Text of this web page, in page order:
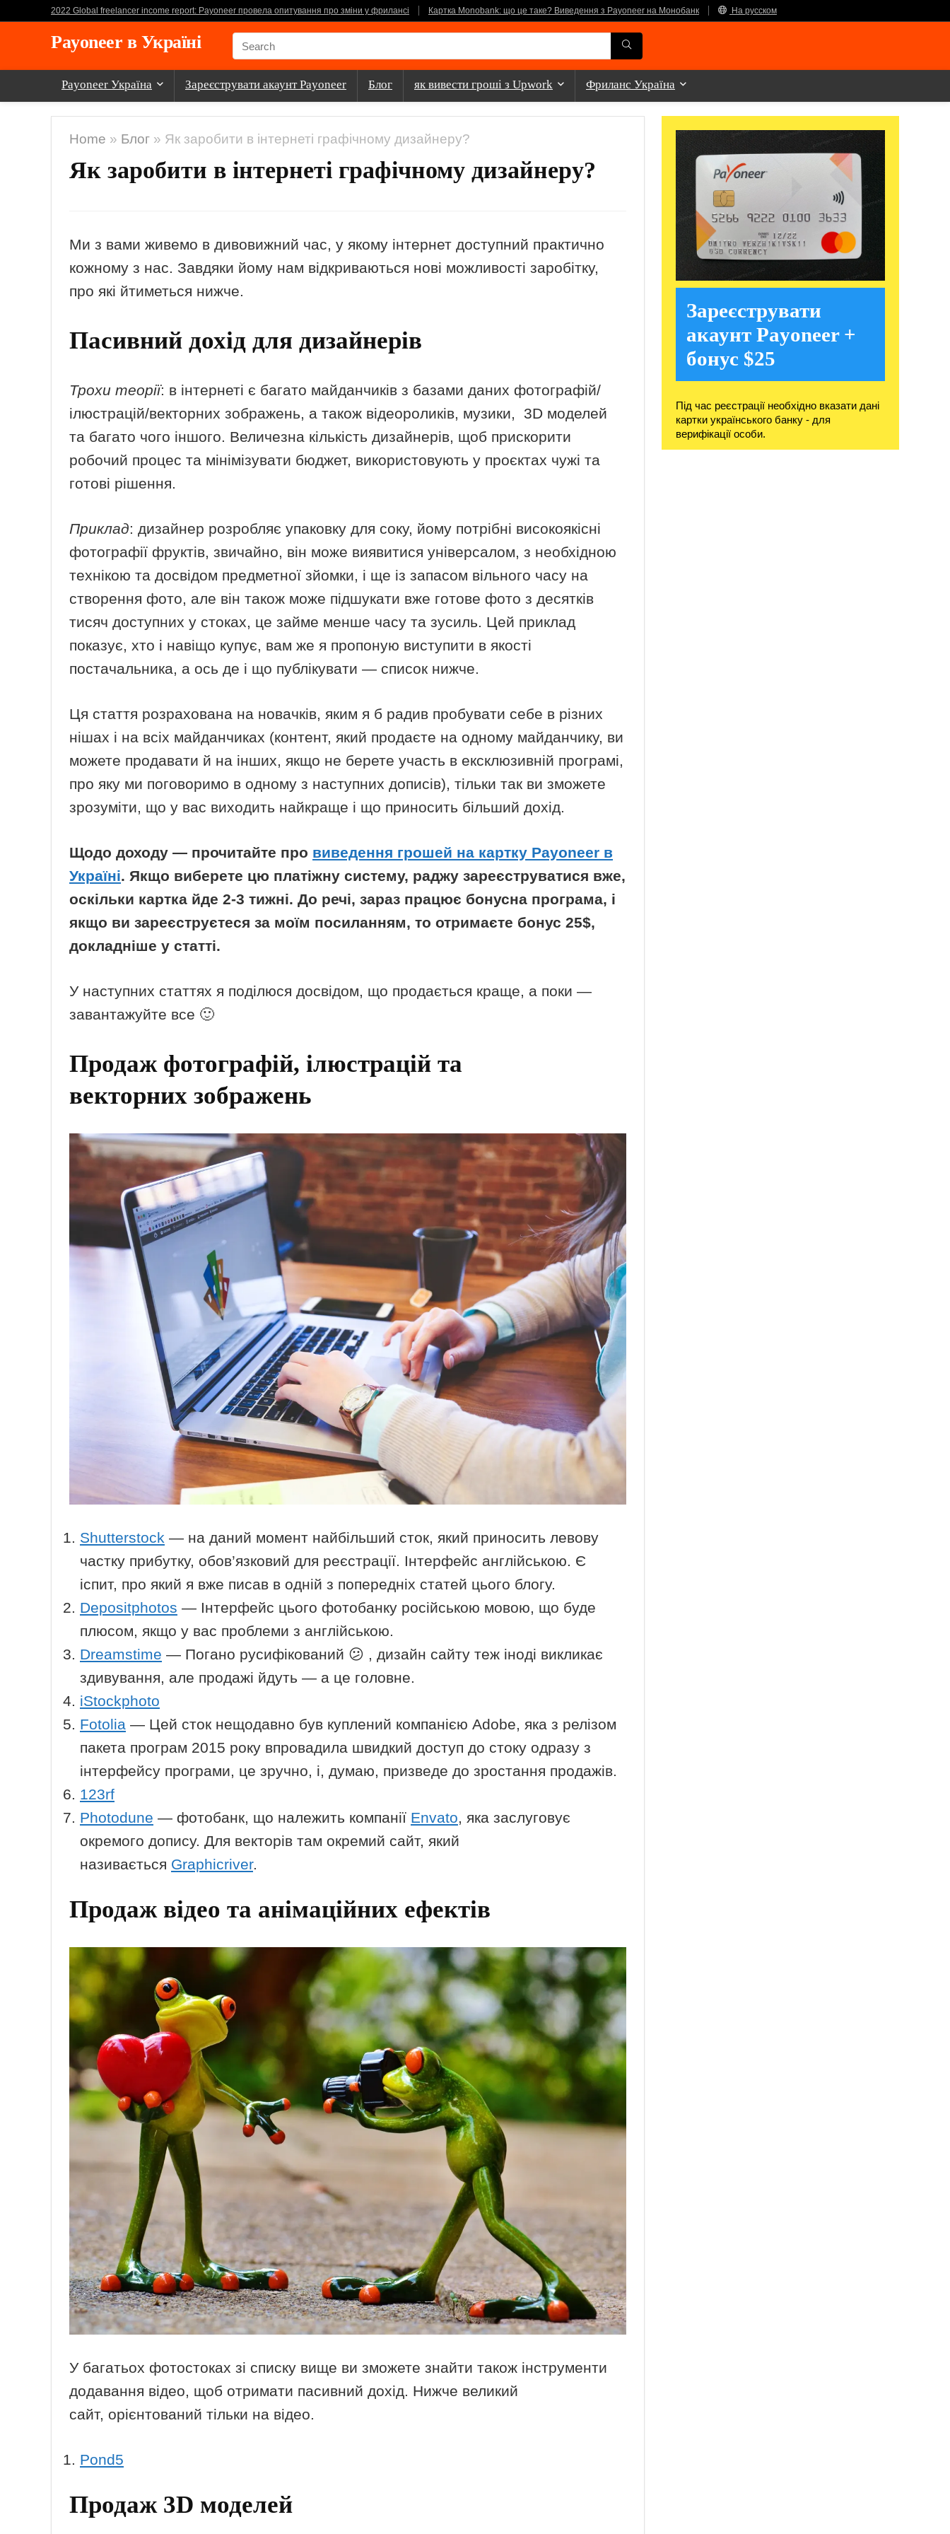
2022 Global freelancer income report: Payoneer провела опитування про зміни у фрилансі Картка Monobank: що це таке? Виведення з Payoneer на Монобанк На русском
Payoneer в Україні
Payoneer Україна Зареєструвати акаунт Payoneer Блог як вивести гроші з Upwork Фриланс Україна
Home » Блог » Як заробити в інтернеті графічному дизайнеру?
Як заробити в інтернеті графічному дизайнеру?
Ми з вами живемо в дивовижний час, у якому інтернет доступний практично
кожному з нас. Завдяки йому нам відкриваються нові можливості заробітку,
про які йтиметься нижче.
Пасивний дохід для дизайнерів
Трохи теорії: в інтернеті є багато майданчиків з базами даних фотографій/
ілюстрацій/векторних зображень, а також відеороликів, музики, 3D моделей
та багато чого іншого. Величезна кількість дизайнерів, щоб прискорити
робочий процес та мінімізувати бюджет, використовують у проєктах чужі та
готові рішення.
Приклад: дизайнер розробляє упаковку для соку, йому потрібні високоякісні
фотографії фруктів, звичайно, він може виявитися універсалом, з необхідною
технікою та досвідом предметної зйомки, і ще із запасом вільного часу на
створення фото, але він також може підшукати вже готове фото з десятків
тисяч доступних у стоках, це займе менше часу та зусиль. Цей приклад
показує, хто і навіщо купує, вам же я пропоную виступити в якості
постачальника, а ось де і що публікувати — список нижче.
Ця стаття розрахована на новачків, яким я б радив пробувати себе в різних
нішах і на всіх майданчиках (контент, який продаєте на одному майданчику, ви
можете продавати й на інших, якщо не берете участь в ексклюзивній програмі,
про яку ми поговоримо в одному з наступних дописів), тільки так ви зможете
зрозуміти, що у вас виходить найкраще і що приносить більший дохід.
Щодо доходу — прочитайте про виведення грошей на картку Payoneer в
Україні. Якщо виберете цю платіжну систему, раджу зареєструватися вже,
оскільки картка йде 2-3 тижні. До речі, зараз працює бонусна програма, і
якщо ви зареєструєтеся за моїм посиланням, то отримаєте бонус 25$,
докладніше у статті.
У наступних статтях я поділюся досвідом, що продається краще, а поки —
завантажуйте все 🙂
Продаж фотографій, ілюстрацій та
векторних зображень
Shutterstock — на даний момент найбільший сток, який приносить левову
частку прибутку, обов’язковий для реєстрації. Інтерфейс англійською. Є
іспит, про який я вже писав в одній з попередніх статей цього блогу.
Depositphotos — Інтерфейс цього фотобанку російською мовою, що буде
плюсом, якщо у вас проблеми з англійською.
Dreamstime — Погано русифікований 😕 , дизайн сайту теж іноді викликає
здивування, але продажі йдуть — а це головне.
iStockphoto
Fotolia — Цей сток нещодавно був куплений компанією Adobe, яка з релізом
пакета програм 2015 року впровадила швидкий доступ до стоку одразу з
інтерфейсу програми, це зручно, і, думаю, призведе до зростання продажів.
123rf
Photodune — фотобанк, що належить компанії Envato, яка заслуговує
окремого допису. Для векторів там окремий сайт, який
називається Graphicriver.
Продаж відео та анімаційних ефектів
У багатьох фотостоках зі списку вище ви зможете знайти також інструменти
додавання відео, щоб отримати пасивний дохід. Нижче великий
сайт, орієнтований тільки на відео.
Pond5
Продаж 3D моделей
Зареєструвати
акаунт Payoneer +
бонус $25
Під час реєстрації необхідно вказати дані
картки українського банку - для
верифікації особи.